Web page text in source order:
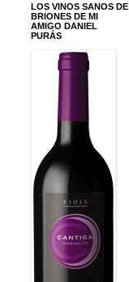
LOS VINOS SANOS DE
BRIONES DE MI
AMIGO DANIEL
PURÁS